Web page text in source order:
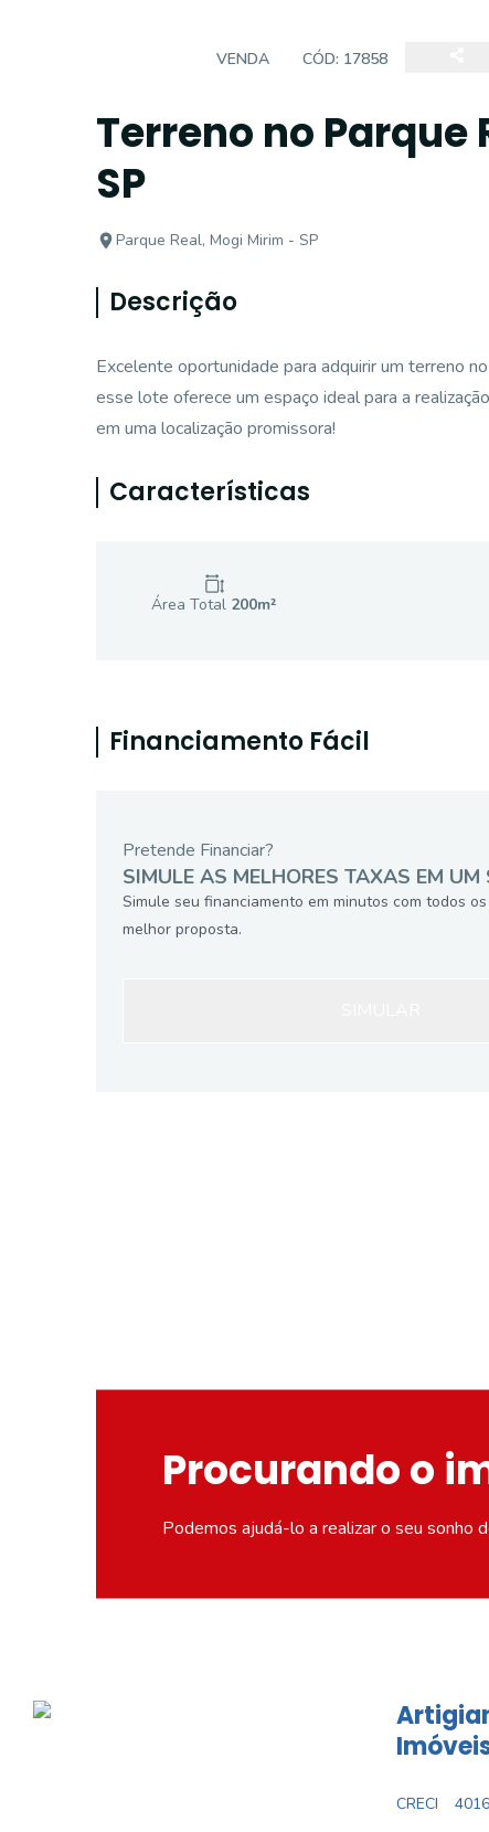
VENDA CÓD: 17858
Terreno no
SP
Parque Real, Mogi Mirim - SP
Descrição
Excelente oportunidade para adquirir um terreno
esse lote oferece um espaço ideal para a
em uma localização promissora!
Características
Área Total 200m²
Financiamento Fácil
Pretende Financiar?
SIMULE AS MELHORES TAXAS EM UM
Simule seu financiamento em minutos com todos
melhor proposta.
Procurando o
Podemos ajudá-lo a realizar o seu sonho
CRECI